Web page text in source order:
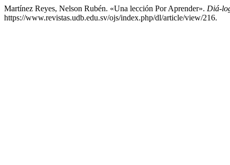
Martínez Reyes, Nelson Rubén. «Una lección Por Aprender». Diá-
https://www.revistas.udb.edu.sv/ojs/index.php/dl/article/view/216.